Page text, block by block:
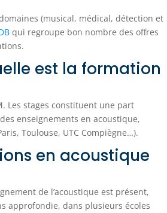
(musical, médical, détection et
qui regroupe bon nombre des offres
est la formation
Les stages constituent une part
enseignements en acoustique,
Toulouse, UTC Compiègne…).
en acoustique
de l’acoustique est présent,
approfondie, dans plusieurs écoles